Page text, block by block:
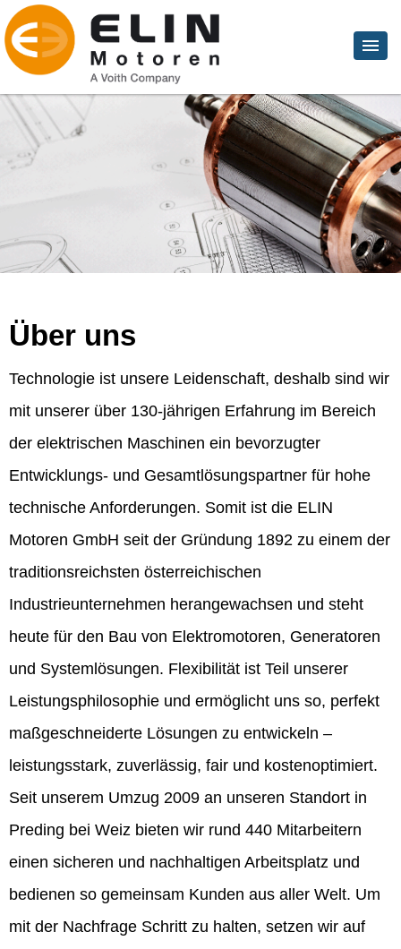
Über uns
Technologie ist unsere Leidenschaft, deshalb sind wir
mit unserer über 130-jährigen Erfahrung im Bereich
der elektrischen Maschinen ein bevorzugter
Entwicklungs- und Gesamtlösungspartner für hohe
technische Anforderungen. Somit ist die ELIN
Motoren GmbH seit der Gründung 1892 zu einem der
traditionsreichsten österreichischen
Industrieunternehmen herangewachsen und steht
heute für den Bau von Elektromotoren, Generatoren
und Systemlösungen. Flexibilität ist Teil unserer
Leistungsphilosophie und ermöglicht uns so, perfekt
maßgeschneiderte Lösungen zu entwickeln –
leistungsstark, zuverlässig, fair und kostenoptimiert.
Seit unserem Umzug 2009 an unseren Standort in
Preding bei Weiz bieten wir rund 440 Mitarbeitern
einen sicheren und nachhaltigen Arbeitsplatz und
bedienen so gemeinsam Kunden aus aller Welt. Um
mit der Nachfrage Schritt zu halten, setzen wir auf